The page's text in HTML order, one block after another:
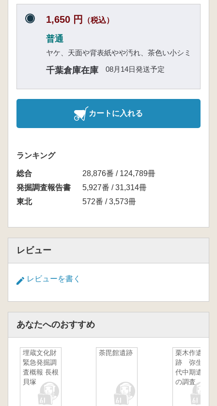
1,650 円 （税込）
普通
ヤケ、天面や背表紙やや汚れ、茶色い小シミ
千葉倉庫在庫 08月14日発送予定
カートに入れる
ランキング
総合
28,876番 / 124,789冊
発掘調査報告書
5,927番 / 31,314冊
東北
572番 / 3,573冊
レビュー
レビューを書く
あなたへのおすすめ
埋蔵文化財
緊急発掘調
査概報 長根
貝塚
荼毘館遺跡
栗木作遺
跡 弥生時
代中期遺跡
の調査